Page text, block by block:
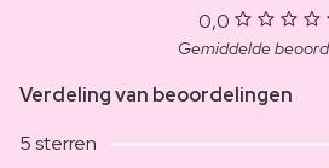
0,0
Gemiddelde
Verdeling van beoordelingen
5 sterren